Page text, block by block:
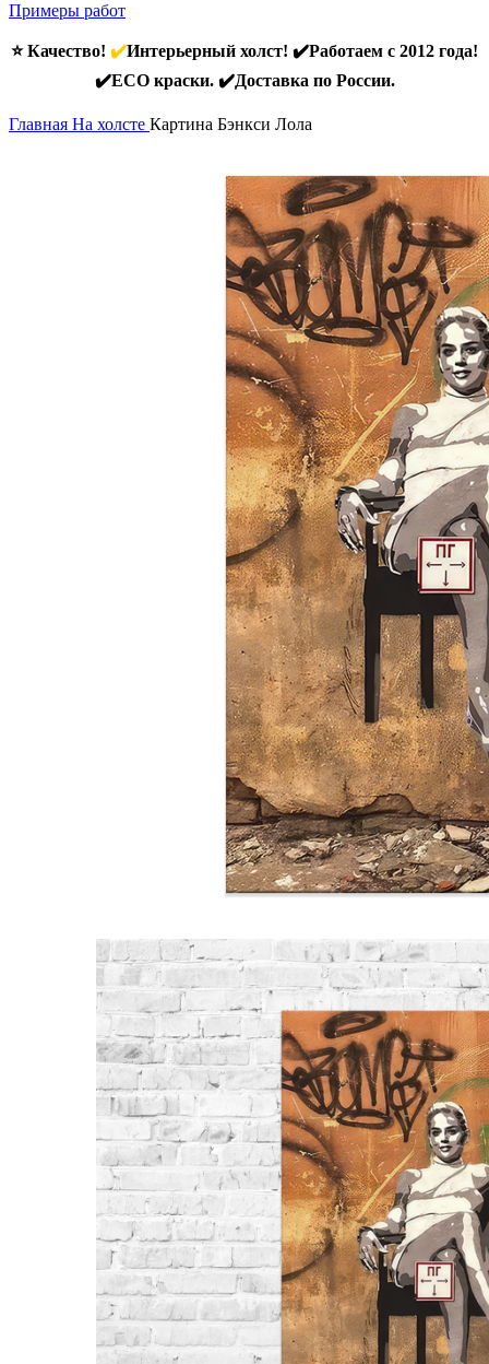
Примеры работ
⭐ Качество! ✔️Интерьерный холст! ✔️Работаем с 2012 года!
✔️ECO краски. ✔️Доставка по России.
Главная На холсте Картина Бэнкси Лола